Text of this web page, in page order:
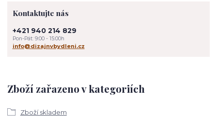
Zboží zařazeno v kategoriích
Zboží skladem
Kontaktujte nás
+421 940 214 829
Pon-Pát: 9:00 - 15:00h
info@dizajnvbydleni.cz